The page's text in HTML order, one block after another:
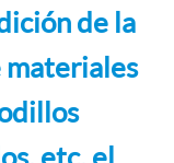
de la
materiales
etc. el